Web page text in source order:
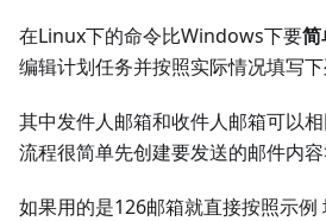
在Linux下的命令比Windows下要简
编辑计划任务并按照实际情况填写
其中发件人邮箱和收件人邮箱可以
流程很简单先创建要发送的邮件内
如果用的是126邮箱就直接按照示例